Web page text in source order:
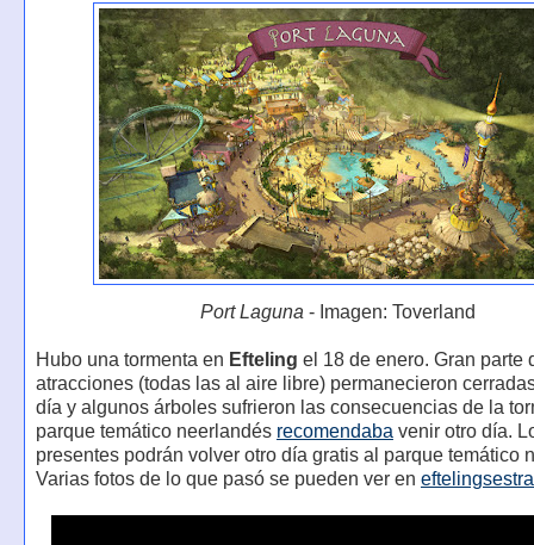
Port Laguna- Imagen: Toverland
Hubo una tormenta en Efteling el 18 de enero. Gran parte
atracciones (todas las al aire libre) permanecieron
día y algunos árboles sufrieron las consecuencias de la
parque temático neerlandés recomendabavenir otro día.
presentes podrán volver otro día gratis al parque temático
Varias fotos de lo que pasó se pueden ver en